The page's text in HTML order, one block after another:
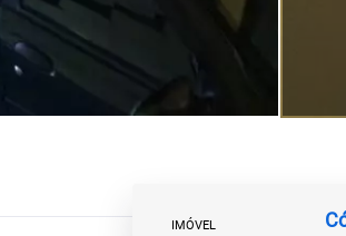
IMÓVEL